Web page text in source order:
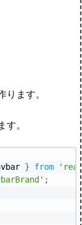
ります。
。
} from
;